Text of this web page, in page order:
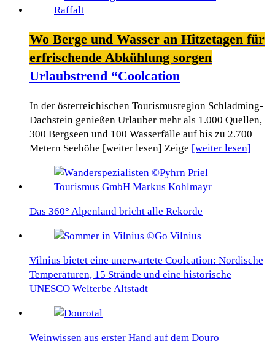
Wo Berge und Wasser an Hitzetagen für
erfrischende Abkühlung sorgen
Urlaubstrend “Coolcation
In der österreichischen Tourismusregion Schladming-
Dachstein genießen Urlauber mehr als 1.000 Quellen,
300 Bergseen und 100 Wasserfälle auf bis zu 2.700
Metern Seehöhe [weiter lesen] Zeige [weiter lesen]
Das 360° Alpenland bricht alle Rekorde
Vilnius bietet eine unerwartete Coolcation: Nordische
Temperaturen, 15 Strände und eine historische
UNESCO Welterbe Altstadt
Weinwissen aus erster Hand auf dem Douro